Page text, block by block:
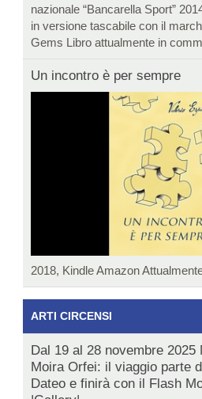
nazionale “Bancarella Sport”
in versione tascabile con il
Gems Libro attualmente in
Un incontro è per sempre
2018, Kindle Amazon
ARTI CIRCENSI
Dal 19 al 28 novembre 2025
Moira Orfei: il viaggio parte
Dateo e finirà con il Flash